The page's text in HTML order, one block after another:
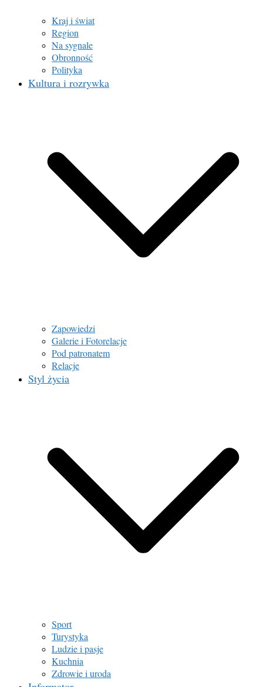
Kraj i świat
Region
Na sygnale
Obronność
Polityka
Kultura i rozrywka
Zapowiedzi
Galerie i Fotorelacje
Pod patronatem
Relacje
Styl życia
Sport
Turystyka
Ludzie i pasje
Kuchnia
Zdrowie i uroda